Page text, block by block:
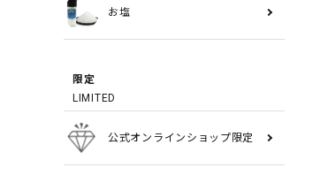
お塩
限定
LIMITED
公式オンラインショップ限定